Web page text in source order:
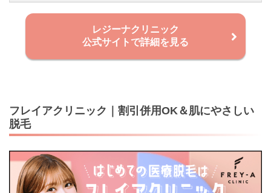
レジーナクリニック
公式サイトで詳細を見る
フレイアクリニック｜割引併用OK＆肌にやさしい
脱毛